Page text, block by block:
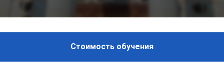
Стоимость обучения